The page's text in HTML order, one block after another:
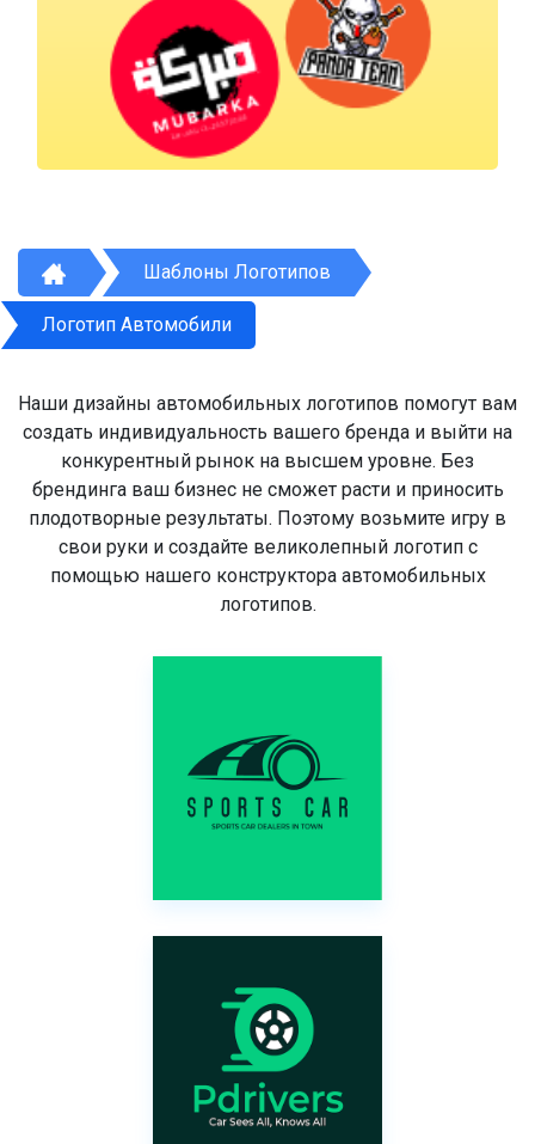
Шаблоны Логотипов
Логотип Автомобили
Наши дизайны автомобильных логотипов помогут вам
создать индивидуальность вашего бренда и выйти на
конкурентный рынок на высшем уровне. Без
брендинга ваш бизнес не сможет расти и приносить
плодотворные результаты. Поэтому возьмите игру в
свои руки и создайте великолепный логотип с
помощью нашего конструктора автомобильных
логотипов.